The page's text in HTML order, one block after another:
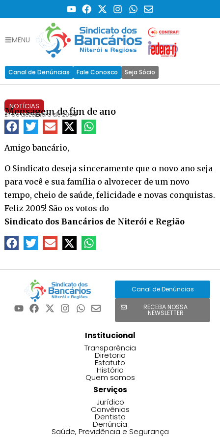
MENU
Canal de Denúncias Fale Conosco Seja Sócio
NOTÍCIAS
Mensagem de fim de ano
21 de dezembro de 2004
Amigo bancário,
O Sindicato deseja sinceramente que o novo ano seja
para você e sua família o alvorecer de um novo
tempo, cheio de saúde, felicidade e novas conquistas.
Feliz 2005! São os votos do
Sindicato dos Bancários de Niterói e Região
Canal de Denúncias
RECEBA NOSSA
NEWSLETTER
Institucional
Transparência
Diretoria
Estatuto
História
Quem somos
Serviços
Jurídico
Convênios
Dentista
Denúncia
Saúde, Previdência e Segurança